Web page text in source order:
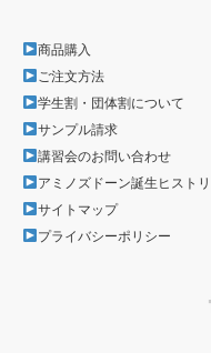
商品購入
ご注文方法
学生割・団体割について
サンプル請求
講習会のお問い合わせ
アミノズドーン誕生ヒスト
サイトマップ
プライバシーポリシー